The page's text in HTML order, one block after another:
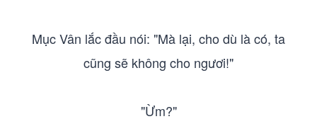
Mục Vân lắc đầu nói: "Mà lại, cho dù là có, ta
cũng sẽ không cho ngươi!"
"Ừm?"